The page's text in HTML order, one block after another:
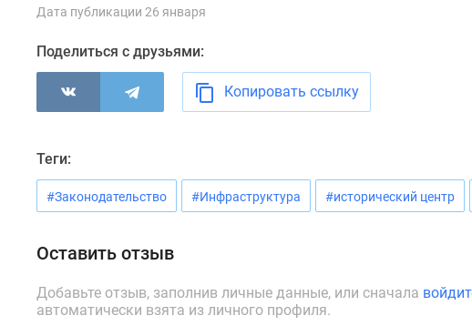
ипотека
рынка
Панорамы
застройщиком
эксперта
Студии
калькулятор
Новости
Новостройки
Ленинградской
Дата публикации 26 января
Поделиться с друзьями:
Копировать ссылку
Теги:
#Законодательство #Инфраструктура #исторический центр
Оставить отзыв
Добавьте отзыв, заполнив личные данные, или сначала
автоматически взята из личного профиля.